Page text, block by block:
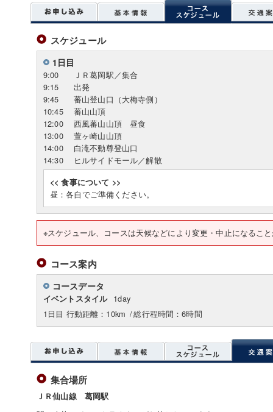
スケジュール
1日目
9:00
ＪＲ葛岡駅／集合
9:15
出発
9:45
蕃山登山口（大梅寺側）
10:45
蕃山山頂
12:00
西風蕃山山頂 昼食
13:00
萱ヶ崎山山頂
14:00
白滝不動尊登山口
14:30
ヒルサイドモール／解散
<< 食事について >>
昼：各自でご準備ください。
※スケジュール、コースは天候などにより変更・中止になるこ
コース案内
コースデータ
イベントスタイル 1day
1日目 行動距離：10km /総行程時間：6時間
集合場所
ＪＲ仙山線 葛岡駅